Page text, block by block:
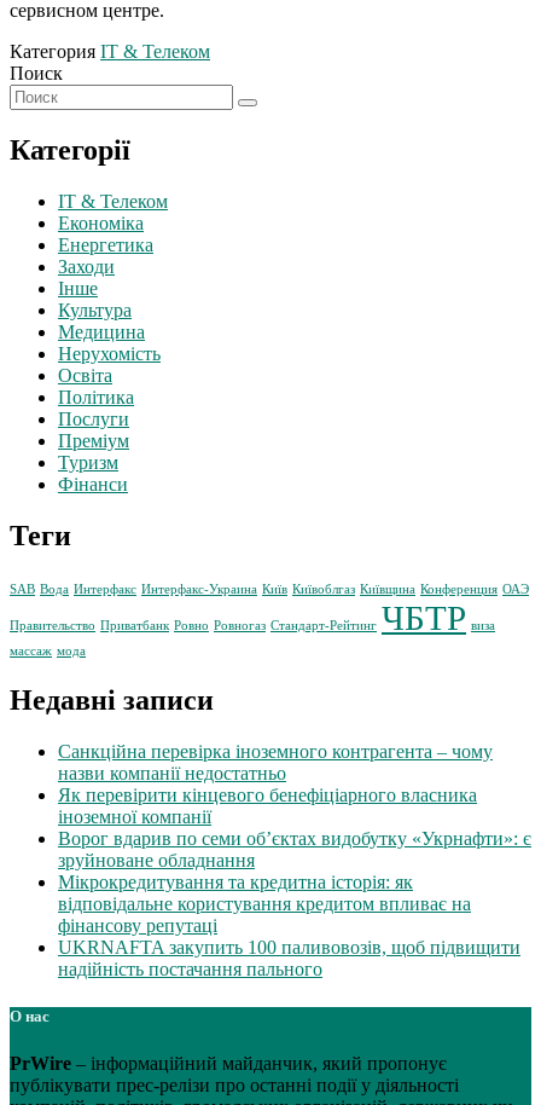
сервисном центре.
Категория IT & Телеком
Поиск
Категорії
IT & Телеком
Економіка
Енергетика
Заходи
Інше
Культура
Медицина
Нерухомість
Освіта
Політика
Послуги
Преміум
Туризм
Фінанси
Теги
SAB Вода Интерфакс Интерфакс-Украина Київ Київоблгаз Київщина Конференция ОАЭ
Правительство Приватбанк Ровно Ровногаз Стандарт-Рейтинг ЧБТР виза
массаж мода
Недавні записи
Санкційна перевірка іноземного контрагента – чому
назви компанії недостатньо
Як перевірити кінцевого бенефіціарного власника
іноземної компанії
Ворог вдарив по семи об’єктах видобутку «Укрнафти»: є
зруйноване обладнання
Мікрокредитування та кредитна історія: як
відповідальне користування кредитом впливає на
фінансову репутаці
UKRNAFTA закупить 100 паливовозів, щоб підвищити
надійність постачання пального
О нас
PrWire – інформаційний майданчик, який пропонує
публікувати прес-релізи про останні події у діяльності